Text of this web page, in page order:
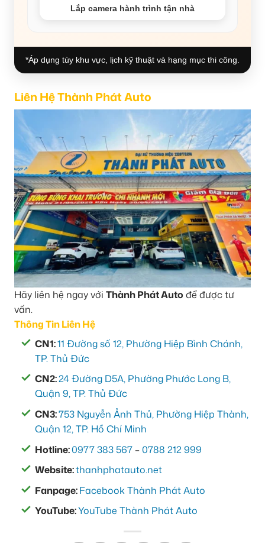
Lắp camera hành trình tận nhà
*Áp dụng tùy khu vực, lịch kỹ thuật và hạng mục thi công.
Liên Hệ Thành Phát Auto
Hãy liên hệ ngay với Thành Phát Auto để được tư
vấn.
Thông Tin Liên Hệ
CN1:11 Đường số 12, Phường Hiệp Bình Chánh,
TP. Thủ Đức
CN2:24 Đường D5A, Phường Phước Long B,
Quận 9, TP. Thủ Đức
CN3:753 Nguyễn Ảnh Thủ, Phường Hiệp Thành,
Quận 12, TP. Hồ Chí Minh
Hotline:0977 383 567 –0788 212 999
Website:thanhphatauto.net
Fanpage:Facebook Thành Phát Auto
YouTube:YouTube Thành Phát Auto